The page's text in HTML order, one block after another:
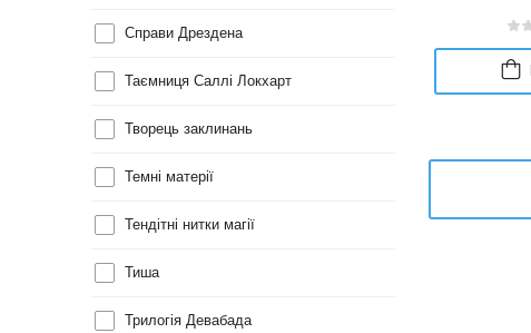
Справи Дрездена
Таємниця Саллі Локхарт
Творець заклинань
Темні матерії
Тендітні нитки магії
Тиша
Трилогія Девабада